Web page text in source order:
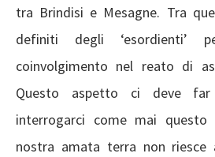
tra Brindisi e Mesagne. Tra
definiti degli
coinvolgimento nel reato di
Questo aspetto ci deve
interrogarci come mai questo
nostra amata terra non riesce